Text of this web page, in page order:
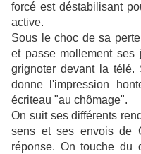
forcé est déstabilisant
active.
Sous le choc de sa
et passe mollement
grignoter devant la
donne l'impression
écriteau "au chômage".
On suit ses différents
sens et ses envois de
réponse. On touche